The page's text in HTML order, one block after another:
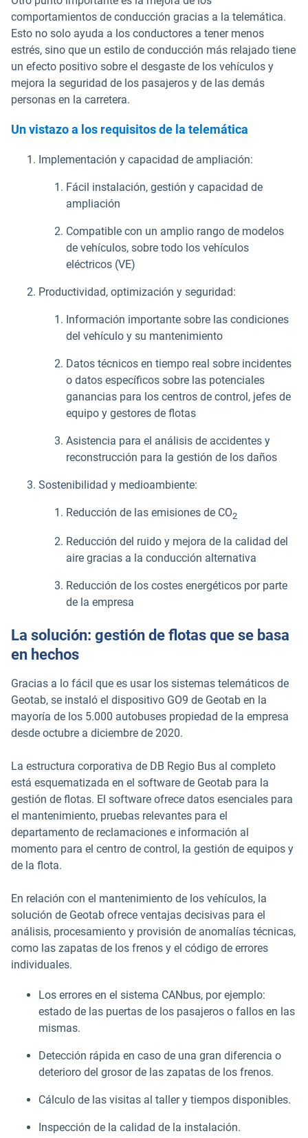
comportamientos de conducción gracias a la telemática.
Esto no solo ayuda a los conductores a tener menos
estrés, sino que un estilo de conducción más relajado tiene
un efecto positivo sobre el desgaste de los vehículos y
mejora la seguridad de los pasajeros y de las demás
personas en la carretera.
Un vistazo a los requisitos de la telemática
Implementación y capacidad de ampliación:
Fácil instalación, gestión y capacidad de
ampliación
Compatible con un amplio rango de modelos
de vehículos, sobre todo los vehículos
eléctricos (VE)
Productividad, optimización y seguridad:
Información importante sobre las condiciones
del vehículo y su mantenimiento
Datos técnicos en tiempo real sobre incidentes
o datos específicos sobre las potenciales
ganancias para los centros de control, jefes de
equipo y gestores de flotas
Asistencia para el análisis de accidentes y
reconstrucción para la gestión de los daños
Sostenibilidad y medioambiente:
Reducción de las emisiones de CO2
Reducción del ruido y mejora de la calidad del
aire gracias a la conducción alternativa
Reducción de los costes energéticos por parte
de la empresa
La solución: gestión de flotas que se basa
en hechos
Gracias a lo fácil que es usar los sistemas telemáticos de
Geotab, se instaló el dispositivo GO9 de Geotab en la
mayoría de los 5.000 autobuses propiedad de la empresa
desde octubre a diciembre de 2020.
La estructura corporativa de DB Regio Bus al completo
está esquematizada en el software de Geotab para la
gestión de flotas. El software ofrece datos esenciales para
el mantenimiento, pruebas relevantes para el
departamento de reclamaciones e información al
momento para el centro de control, la gestión de equipos y
de la flota.
En relación con el mantenimiento de los vehículos, la
solución de Geotab ofrece ventajas decisivas para el
análisis, procesamiento y provisión de anomalías técnicas,
como las zapatas de los frenos y el código de errores
individuales.
Los errores en el sistema CANbus, por ejemplo:
estado de las puertas de los pasajeros o fallos en las
mismas.
Detección rápida en caso de una gran diferencia o
deterioro del grosor de las zapatas de los frenos.
Cálculo de las visitas al taller y tiempos disponibles.
Inspección de la calidad de la instalación.